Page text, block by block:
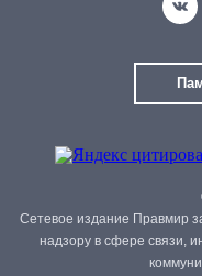
Сетевое издание Правмир
надзору в сфере связи,